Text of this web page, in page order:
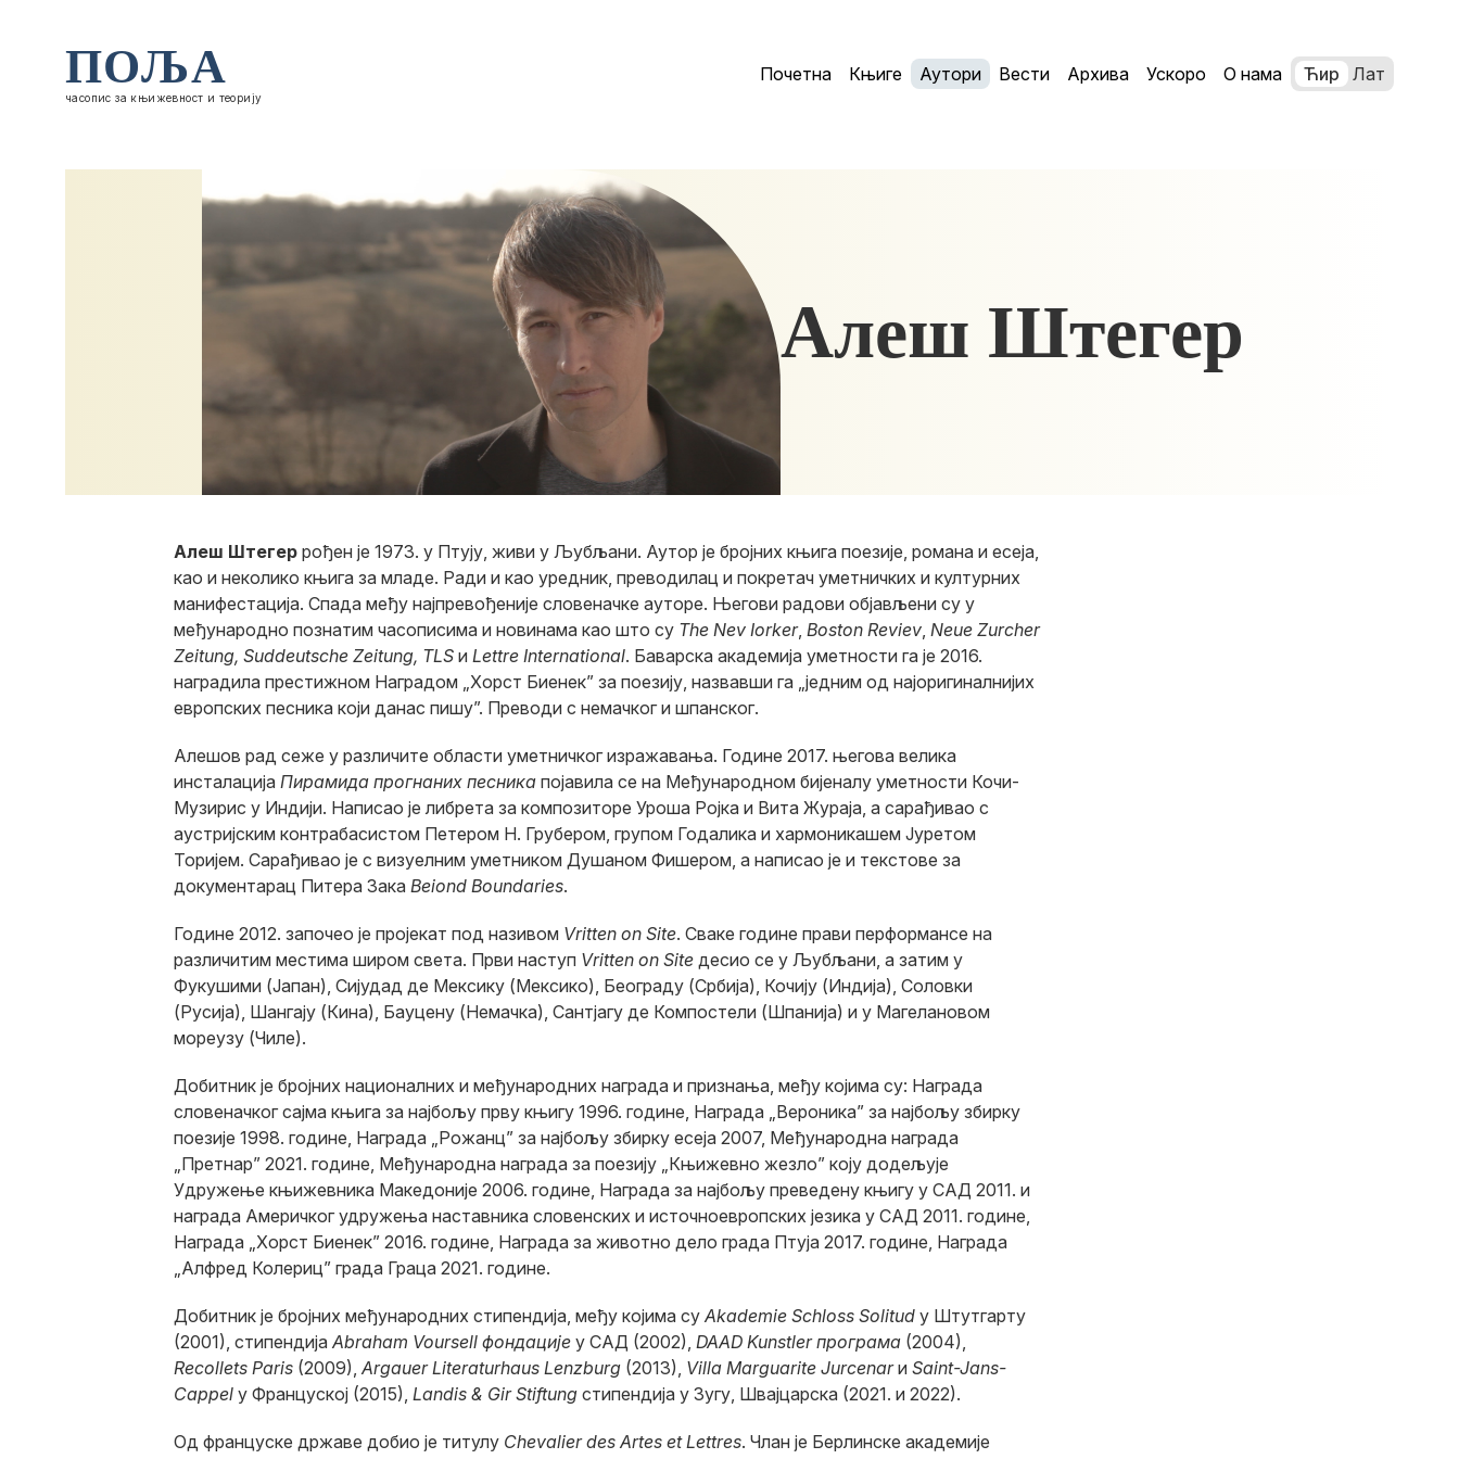
ПОЉА
часопис за књижевност и теорију
Почетна Књиге Аутори Вести Архива Ускоро О нама Ћир Лат
Алеш Штегер
Алеш Штегер рођен је 1973. у Птују, живи у Љубљани. Аутор је бројних књига поезије, романа и есеја,
као и неколико књига за младе. Ради и као уредник, преводилац и покретач уметничких и културних
манифестација. Спада међу најпревођеније словеначке ауторе. Његови радови објављени су у
међународно познатим часописима и новинама као што су The Nev Iorker, Boston Reviev, Neue Zurcher
Zeitung, Suddeutsche Zeitung, TLS и Lettre International. Баварска академија уметности га је 2016.
наградила престижном Наградом „Хорст Биенек” за поезију, назвавши га „једним од најоригиналнијих
европских песника који данас пишу”. Преводи с немачког и шпанског.
Алешов рад сеже у различите области уметничког изражавања. Године 2017. његова велика
инсталација Пирамида прогнаних песника појавила се на Међународном бијеналу уметности Кочи-
Музирис у Индији. Написао је либрета за композиторе Уроша Ројка и Вита Жураја, а сарађивао с
аустријским контрабасистом Петером Н. Грубером, групом Годалика и хармоникашем Јуретом
Торијем. Сарађивао је с визуелним уметником Душаном Фишером, а написао је и текстове за
документарац Питера Зака ​​ Beiond Boundaries.
Године 2012. започео је пројекат под називом Vritten on Site. Сваке године прави перформансе на
различитим местима широм света. Први наступ Vritten on Site десио се у Љубљани, а затим у
Фукушими (Јапан), Сијудад де Мексику (Мексико), Београду (Србија), Кочију (Индија), Соловки
(Русија), Шангају (Кина), Бауцену (Немачка), Сантјагу де Компостели (Шпанија) и у Магелановом
мореузу (Чиле).
Добитник је бројних националних и међународних награда и признања, међу којима су: Награда
словеначког сајма књига за најбољу прву књигу 1996. године, Награда „Вероника” за најбољу збирку
поезије 1998. године, Награда „Рожанц” за најбољу збирку есеја 2007, Међународна награда
„Претнар” 2021. године, Међународна награда за поезију „Књижевно жезло” коју додељује
Удружење књижевника Македоније 2006. године, Награда за најбољу преведену књигу у САД 2011. и
награда Америчког удружења наставника словенских и источноевропских језика у САД 2011. године,
Награда „Хорст Биенек” 2016. године, Награда за животно дело града Птуја 2017. године, Награда
„Алфред Колериц” града Граца 2021. године.
Добитник је бројних међународних стипендија, међу којима суAkademie Schloss Solitud у Штутгарту
(2001), стипендијаAbraham Voursell фондације у САД (2002), DAAD Kunstler програма (2004),
Recollets Paris (2009),Argauer Literaturhaus Lenzburg (2013), Villa Marguarite Jurcenarи Saint-Jans-
Cappel у Француској (2015), Landis & Gir Stiftung стипендија у Зугу, Швајцарска (2021. и 2022).
Од француске државе добио је титулу Chevalier des Artes et Lettres. Члан је Берлинске академије